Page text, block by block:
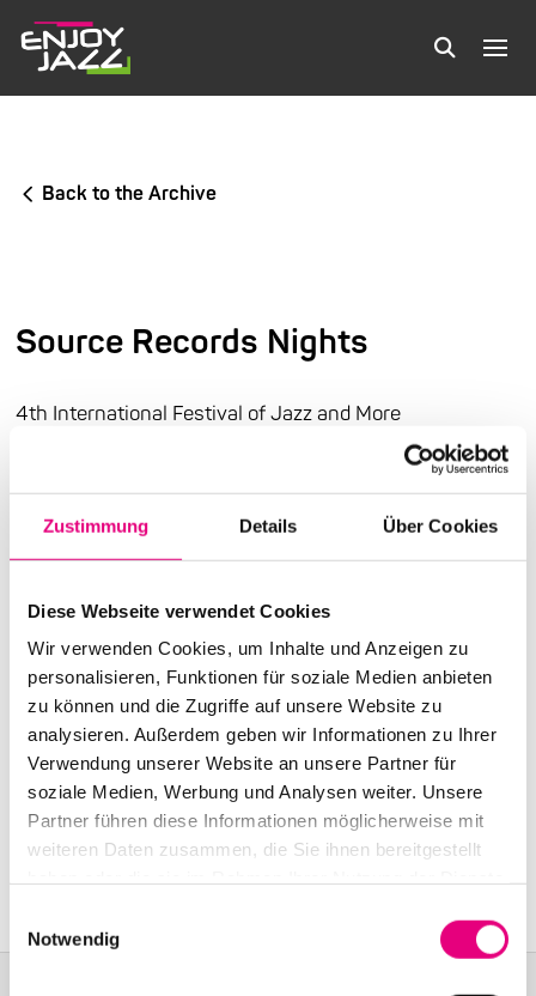
Zustimmung Details Über Cookies
Diese Webseite verwendet Cookies
Wir verwenden Cookies, um Inhalte und Anzeigen zu
personalisieren, Funktionen für soziale Medien anbieten
zu können und die Zugriffe auf unsere Website zu
analysieren. Außerdem geben wir Informationen zu Ihrer
Verwendung unserer Website an unsere Partner für
soziale Medien, Werbung und Analysen weiter. Unsere
Partner führen diese Informationen möglicherweise mit
weiteren Daten zusammen, die Sie ihnen bereitgestellt
Notwendig
Back to the Archive
Source Records Nights
4th International Festival of Jazz and More
Start:October12, 2002 – 10:00 p.m.
Doors open: October12, 2002 – 9:00 p.m.
End:October12, 2002 – 11:30 p.m.
Nationality: Germany, Germany, Germany,
Germany
Old Fire Station Mannheim: Brückenstraße2,
Mannheim